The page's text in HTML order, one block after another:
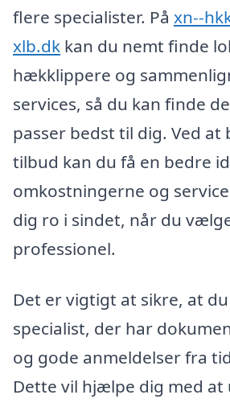
flere specialister. På xn--
xlb.dk kan du nemt finde
hækklippere og
services, så du kan finde
passer bedst til dig. Ved at
tilbud kan du få en bedre
omkostningerne og
dig ro i sindet, når du
professionel.
Det er vigtigt at sikre, at
specialist, der har
og gode anmeldelser fra
Dette vil hjælpe dig med at